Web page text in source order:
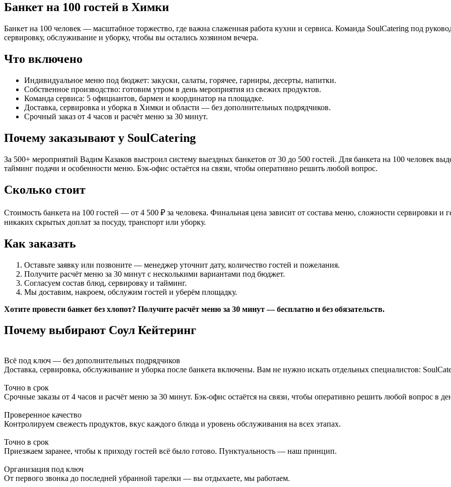
Банкет на 100 гостей в Химки
Банкет на 100 человек — масштабное торжество, где важна слаженная работа кухни и сервиса. Команда SoulCatering под
сервировку, обслуживание и уборку, чтобы вы остались хозяином вечера.
Что включено
Индивидуальное меню под бюджет: закуски, салаты, горячее, гарниры, десерты, напитки.
Собственное производство: готовим утром в день мероприятия из свежих продуктов.
Команда сервиса: 5 официантов, бармен и координатор на площадке.
Доставка, сервировка и уборка в Химки и области — без дополнительных подрядчиков.
Срочный заказ от 4 часов и расчёт меню за 30 минут.
Почему заказывают у SoulCatering
За 500+ мероприятий Вадим Казаков выстроил систему выездных банкетов от 30 до 500 гостей. Для банкета на 100 человек
тайминг подачи и особенности меню. Бэк-офис остаётся на связи, чтобы оперативно решить любой вопрос.
Сколько стоит
Стоимость банкета на 100 гостей — от 4 500 ₽ за человека. Финальная цена зависит от состава меню, сложности сервировки
никаких скрытых доплат за посуду, транспорт или уборку.
Как заказать
Оставьте заявку или позвоните — менеджер уточнит дату, количество гостей и пожелания.
Получите расчёт меню за 30 минут с несколькими вариантами под бюджет.
Согласуем состав блюд, сервировку и тайминг.
Мы доставим, накроем, обслужим гостей и уберём площадку.
Хотите провести банкет без хлопот? Получите расчёт меню за 30 минут — бесплатно и без обязательств.
Почему выбирают Соул Кейтеринг
Всё под ключ — без дополнительных подрядчиков
Доставка, сервировка, обслуживание и уборка после банкета включены. Вам не нужно искать отдельных специалистов:
Точно в срок
Срочные заказы от 4 часов и расчёт меню за 30 минут. Бэк-офис остаётся на связи, чтобы оперативно решить любой вопрос в
Проверенное качество
Контролируем свежесть продуктов, вкус каждого блюда и уровень обслуживания на всех этапах.
Точно в срок
Приезжаем заранее, чтобы к приходу гостей всё было готово. Пунктуальность — наш принцип.
Организация под ключ
От первого звонка до последней убранной тарелки — вы отдыхаете, мы работаем.